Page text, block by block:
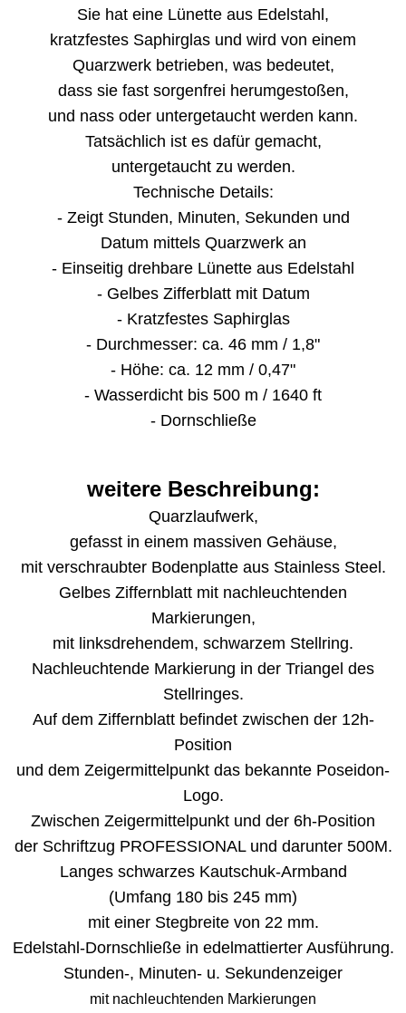
Sie hat eine Lünette aus Edelstahl,
kratzfestes Saphirglas und wird von einem
Quarzwerk betrieben, was bedeutet,
dass sie fast sorgenfrei herumgestoßen,
und nass oder untergetaucht werden kann.
Tatsächlich ist es dafür gemacht,
untergetaucht zu werden.
Technische Details:
- Zeigt Stunden, Minuten, Sekunden und
Datum mittels Quarzwerk an
- Einseitig drehbare Lünette aus Edelstahl
- Gelbes Zifferblatt mit Datum
- Kratzfestes Saphirglas
- Durchmesser: ca. 46 mm / 1,8"
- Höhe: ca. 12 mm / 0,47"
- Wasserdicht bis 500 m / 1640 ft
- Dornschließe
weitere Beschreibung:
Quarzlaufwerk,
gefasst in einem massiven Gehäuse,
mit verschraubter Bodenplatte aus Stainless Steel.
Gelbes Ziffernblatt mit nachleuchtenden
Markierungen,
mit linksdrehendem, schwarzem Stellring.
Nachleuchtende Markierung in der Triangel des
Stellringes.
Auf dem Ziffernblatt befindet zwischen der 12h-
Position
und dem Zeigermittelpunkt das bekannte Poseidon-
Logo.
Zwischen Zeigermittelpunkt und der 6h-Position
der Schriftzug PROFESSIONAL und darunter 500M.
Langes schwarzes Kautschuk-Armband
(Umfang 180 bis 245 mm)
mit einer Stegbreite von 22 mm.
Edelstahl-Dornschließe in edelmattierter Ausführung.
Stunden-, Minuten- u. Sekundenzeiger
mit nachleuchtenden Markierungen